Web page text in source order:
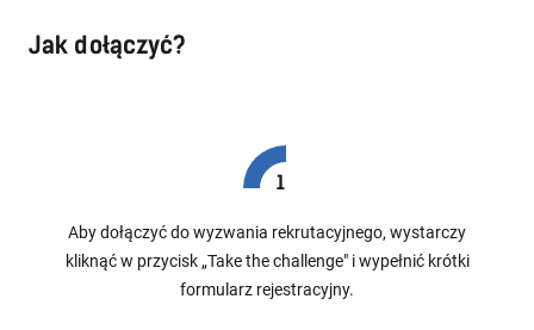
Jak dołączyć?
Aby dołączyć do wyzwania rekrutacyjnego, wystarczy
kliknąć w przycisk „Take the challenge" i wypełnić krótki
formularz rejestracyjny.